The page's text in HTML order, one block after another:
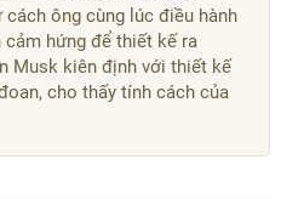
cách ông cùng lúc điều hành
cảm hứng để thiết kế ra
Musk kiên định với thiết kế
cho thấy tính cách của